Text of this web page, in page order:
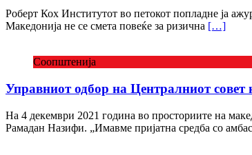
Роберт Кох Институтот во петокот попладне ја
Македонија не се смета повеќе за ризична […]
Соопштенија
Управниот одбор на Централниот
На 4 декември 2021 година во просториите на
Рамадан Назифи. „Имавме пријатна средба со